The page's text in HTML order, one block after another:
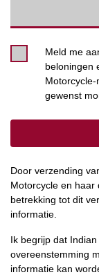
Meld me
beloningen
gewenst
Door verzending
Motorcycle en haar
betrekking tot dit
informatie.
Ik begrijp dat
overeenstemming
informatie kan